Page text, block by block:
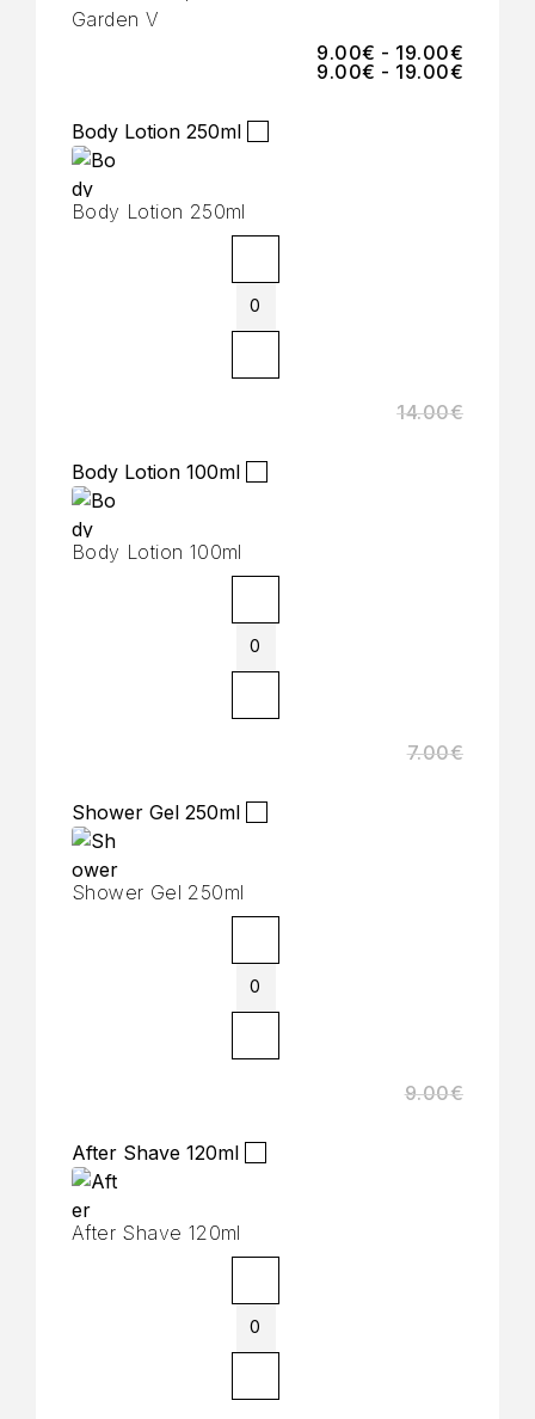
Garden V
9.00€ - 19.00€
9.00€ - 19.00€
Body Lotion 250ml
Body Lotion 250ml
14.00€
Body Lotion 100ml
Body Lotion 100ml
7.00€
Shower Gel 250ml
Shower Gel 250ml
9.00€
After Shave 120ml
After Shave 120ml